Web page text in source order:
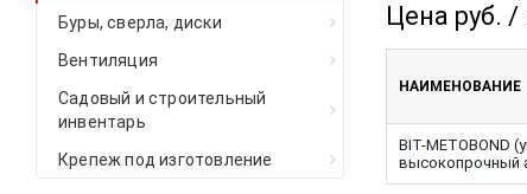
Буры, сверла, диски
Вентиляция
Садовый и строительный
инвентарь
Крепеж под изготовление
Цена руб. /
НАИМЕНОВАНИЕ
BIT-METOBOND
высокопрочный